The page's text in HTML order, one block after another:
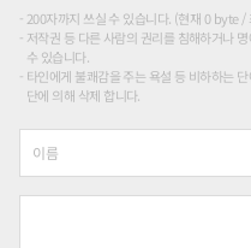
200자까지 쓰실 수 있습니다. (현재 0 byte
저작권 등 다른 사람의 권리를 침해하거나
수 있습니다.
타인에게 불쾌감을 주는 욕설 등 비하하는
단에 의해 삭제 합니다.